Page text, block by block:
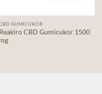
GUMICUKOR
Reakiro CBD Gumicukor 1500
mg